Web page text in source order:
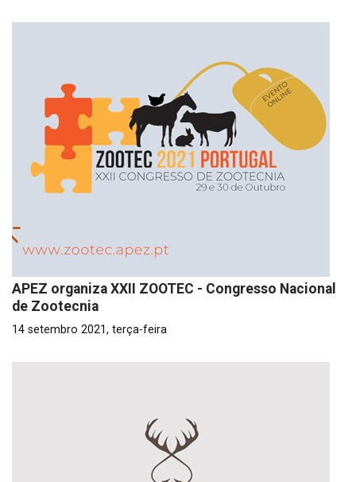
APEZ organiza XXII ZOOTEC - Congresso Nacional
de Zootecnia
14 setembro 2021, terça-feira